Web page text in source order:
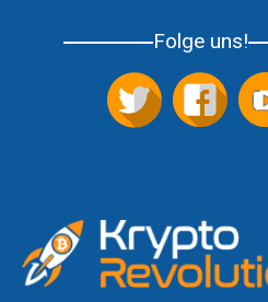
Folge uns!